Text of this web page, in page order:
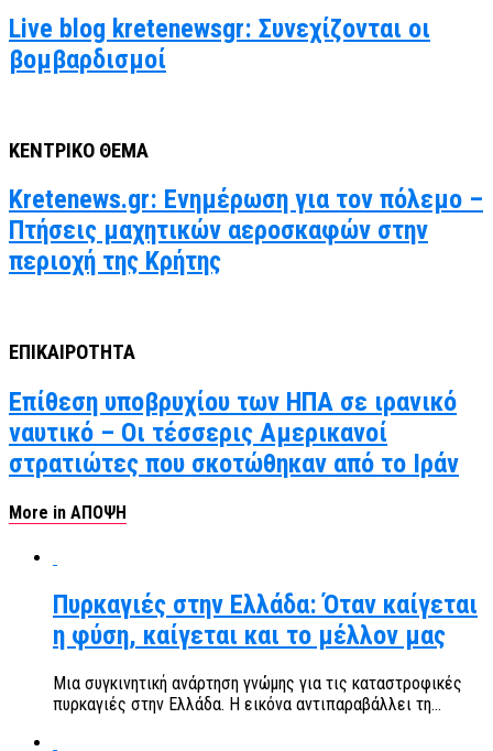
Live blog kretenewsgr: Συνεχίζονται οι
βομβαρδισμοί
ΚΕΝΤΡΙΚΟ ΘΕΜΑ
Kretenews.gr: Ενημέρωση για τον πόλεμο –
Πτήσεις μαχητικών αεροσκαφών στην
περιοχή της Κρήτης
ΕΠΙΚΑΙΡΟΤΗΤΑ
Επίθεση υποβρυχίου των ΗΠΑ σε ιρανικό
ναυτικό – Οι τέσσερις Αμερικανοί
στρατιώτες που σκοτώθηκαν από το Ιράν
More in ΑΠΟΨΗ
Πυρκαγιές στην Ελλάδα: Όταν καίγεται
η φύση, καίγεται και το μέλλον μας
Μια συγκινητική ανάρτηση γνώμης για τις καταστροφικές
πυρκαγιές στην Ελλάδα. Η εικόνα αντιπαραβάλλει τη...